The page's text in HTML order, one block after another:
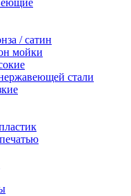
/ сатин
мойки
стали